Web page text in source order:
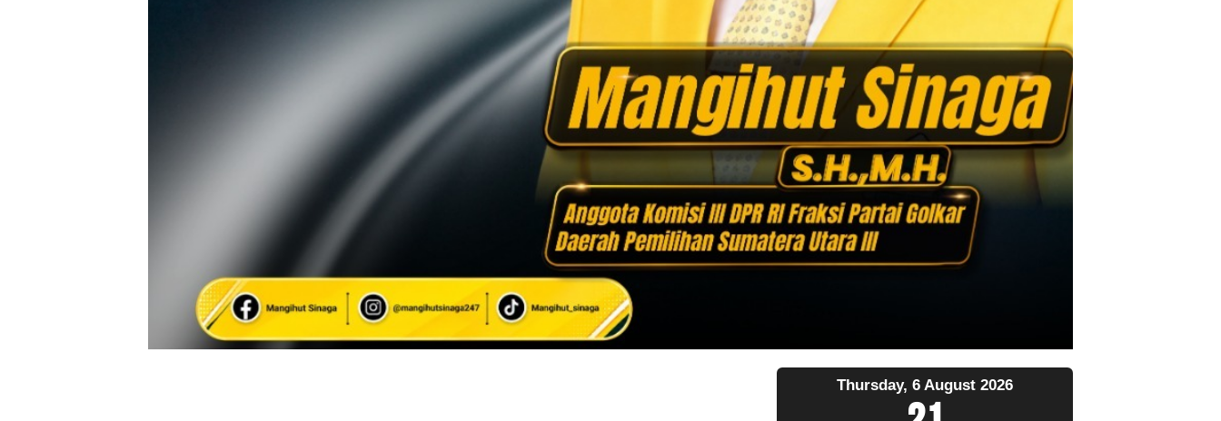
Thursday, 6 August 2026